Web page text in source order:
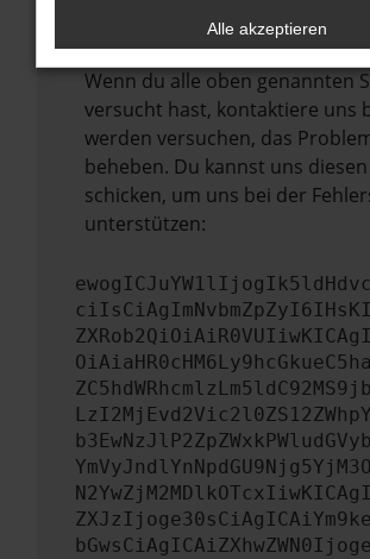
Wende dich an den
Wenn du alle oben genannten
versucht hast, kontaktiere uns
werden versuchen, das
beheben. Du kannst uns
schicken, um uns bei der
unterstützen:
Alle akzeptieren